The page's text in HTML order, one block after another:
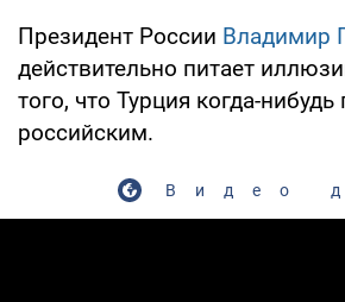
Президент России Владимир
действительно питает
того, что Турция когда-
российским.
Видео